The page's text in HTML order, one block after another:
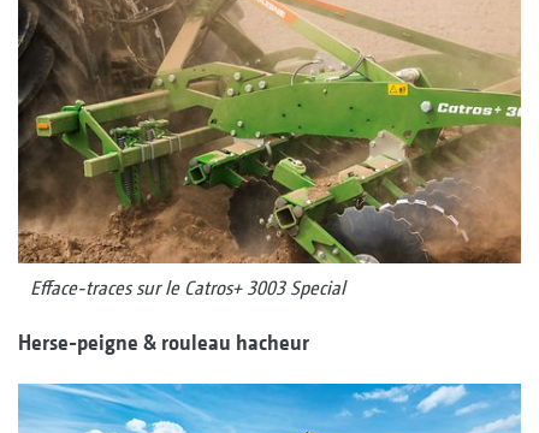
Efface-traces sur le Catros+ 3003 Special
Herse-peigne & rouleau hacheur